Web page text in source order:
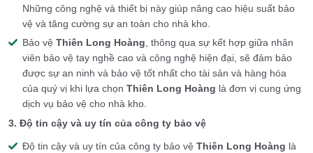
Những công nghệ và thiết bị này giúp nâng cao hiệu suất bảo
vệ và tăng cường sự an toàn cho nhà kho.
Bảo vệ Thiên Long Hoàng , thông qua sự kết hợp giữa nhân
viên bảo vệ tay nghề cao và công nghệ hiện đại, sẽ đảm bảo
được sự an ninh và bảo vệ tốt nhất cho tài sản và hàng hóa
của quý vị khi lựa chọn Thiên Long Hoàng là đơn vị cung ứng
dịch vụ bảo vệ cho nhà kho.
3. Độ tin cậy và uy tín của công ty bảo vệ
Độ tin cậy và uy tín của công ty bảo vệ Thiên Long Hoàng là